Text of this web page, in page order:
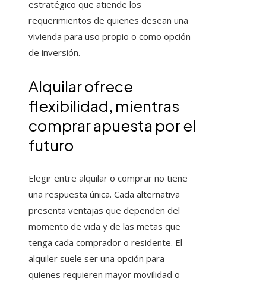
estratégico que atiende los
requerimientos de quienes desean una
vivienda para uso propio o como opción
de inversión.
Alquilar ofrece
flexibilidad, mientras
comprar apuesta por el
futuro
Elegir entre alquilar o comprar no tiene
una respuesta única. Cada alternativa
presenta ventajas que dependen del
momento de vida y de las metas que
tenga cada comprador o residente. El
alquiler suele ser una opción para
quienes requieren mayor movilidad o